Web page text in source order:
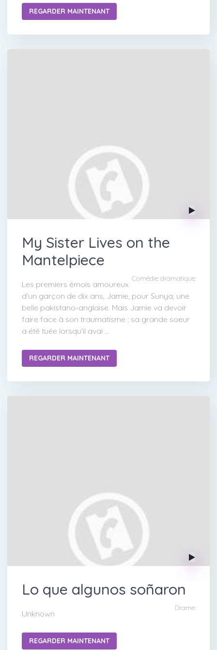
REGARDER MAINTENANT
My Sister Lives on the
Mantelpiece
Comédie dramatique
Les premiers émois amoureux
d'un garçon de dix ans, Jamie, pour Sunya, une
belle pakistano-anglaise. Mais Jamie va devoir
faire face à son traumatisme ; sa grande soeur
a été tuée lorsqu'il avai ...
REGARDER MAINTENANT
Lo que algunos soñaron
Drame
Unknown
REGARDER MAINTENANT